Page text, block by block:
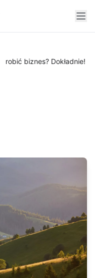
robić biznes? Dokładnie!